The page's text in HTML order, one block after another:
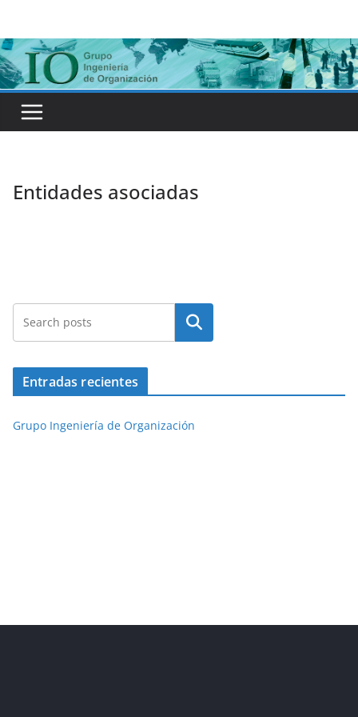
contenido
Entidades asociadas
Buscar
Entradas recientes
Grupo Ingeniería de Organización